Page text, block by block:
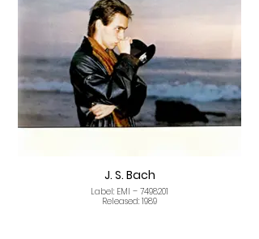
O primeiro registo fonográfrico de Pedro
Burmester é verdadeiramente um disco
magistral
Quem ouviu Pedro Burmester há dez anos
atrás, com a sua talentosa mas extremada
fogosidade, poderia justa mente perguntar-
se se as extraordinárias potencialidades
patenteadas lograriam com o tempo
disciplinar-se numa superior maturidade
artística.
Este disco traz a todos a resposta. Afirmativa.
A escolha das peças a gravar é já
sintomática das opções de fundo de
escrita e 1823, caracterizada por rara
sobriedade teclística e equilíbrio formal.
Pedro Burmester acentua este carácter
através de uma interpretação
J. S. Bach
Label: EMI – 7498201
Released: 1989